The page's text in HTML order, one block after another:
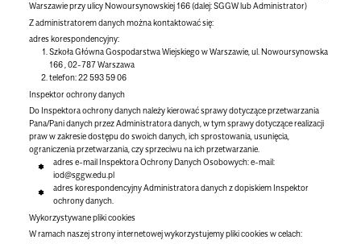
Warszawie przy ulicy Nowoursynowskiej 166 (dalej: SGGW lub Administrator)
Z administratorem danych można kontaktować się:
adres korespondencyjny:
Szkoła Główna Gospodarstwa Wiejskiego w Warszawie, ul. Nowoursynowska
166 , 02-787 Warszawa
telefon: 22 593 59 06
Inspektor ochrony danych
Do Inspektora ochrony danych należy kierować sprawy dotyczące przetwarzania
Pana/Pani danych przez Administratora danych, w tym sprawy dotyczące realizacji
praw w zakresie dostępu do swoich danych, ich sprostowania, usunięcia,
ograniczenia przetwarzania, czy sprzeciwu na ich przetwarzanie.
adres e-mail Inspektora Ochrony Danych Osobowych: e-mail:
iod@sggw.edu.pl
adres korespondencyjny Administratora danych z dopiskiem Inspektor
ochrony danych.
Wykorzystywane pliki cookies
W ramach naszej strony internetowej wykorzystujemy pliki cookies w celach: